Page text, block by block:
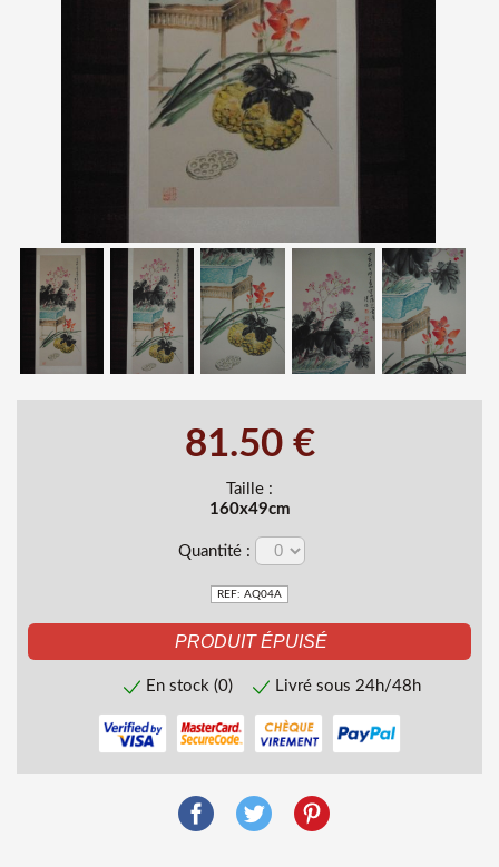
81.50 €
Taille :
160x49cm
Quantité :
REF: AQ04A
En stock (0) Livré sous 24h/48h